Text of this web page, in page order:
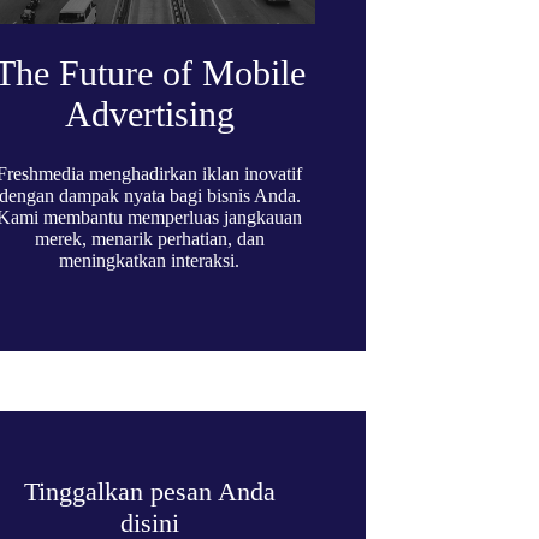
Future of Mobile
Advertising
menghadirkan iklan inovatif
dampak nyata bagi bisnis Anda.
membantu memperluas jangkauan
merek, menarik perhatian, dan
meningkatkan interaksi.
Tinggalkan pesan Anda
disini